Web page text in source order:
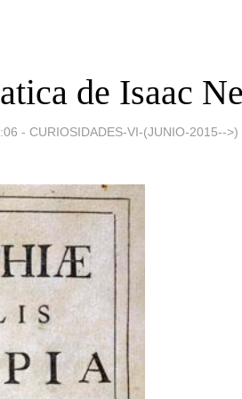
de Isaac
- CURIOSIDADES-VI-(JUNIO-2015-->)